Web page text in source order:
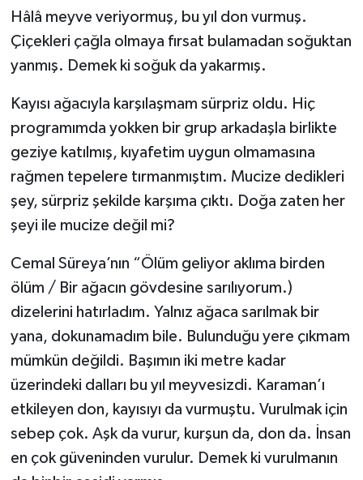
Hâlâ meyve veriyormuş, bu yıl don vurmuş.
Çiçekleri çağla olmaya fırsat bulamadan soğuktan
yanmış. Demek ki soğuk da yakarmış.
Kayısı ağacıyla karşılaşmam sürpriz oldu. Hiç
programımda yokken bir grup arkadaşla birlikte
geziye katılmış, kıyafetim uygun olmamasına
rağmen tepelere tırmanmıştım. Mucize dedikleri
şey, sürpriz şekilde karşıma çıktı. Doğa zaten her
şeyi ile mucize değil mi?
Cemal Süreya’nın “Ölüm geliyor aklıma birden
ölüm / Bir ağacın gövdesine sarılıyorum.)
dizelerini hatırladım. Yalnız ağaca sarılmak bir
yana, dokunamadım bile. Bulunduğu yere çıkmam
mümkün değildi. Başımın iki metre kadar
üzerindeki dalları bu yıl meyvesizdi. Karaman’ı
etkileyen don, kayısıyı da vurmuştu. Vurulmak için
sebep çok. Aşk da vurur, kurşun da, don da. İnsan
en çok güveninden vurulur. Demek ki vurulmanın